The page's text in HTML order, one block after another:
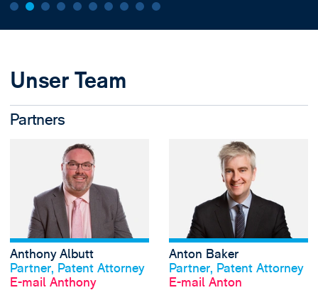
Unser Team
Partners
Profil anschauen
Anthony Albutt
Partner, Patent Attorney
E-mail Anthony
View Anthony
Anton Baker
Partner, Patent Attorney
E-mail Anton